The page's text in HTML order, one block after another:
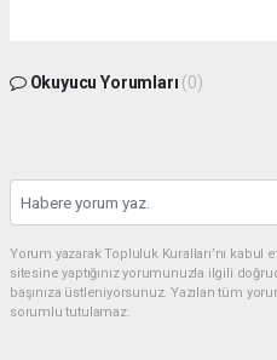
Okuyucu Yorumları (0)
Yorum yazarak Topluluk Kuralları’nı
sitesine yaptığınız yorumunuzla ilgili
başınıza üstleniyorsunuz. Yazılan tüm
sorumlu tutulamaz.